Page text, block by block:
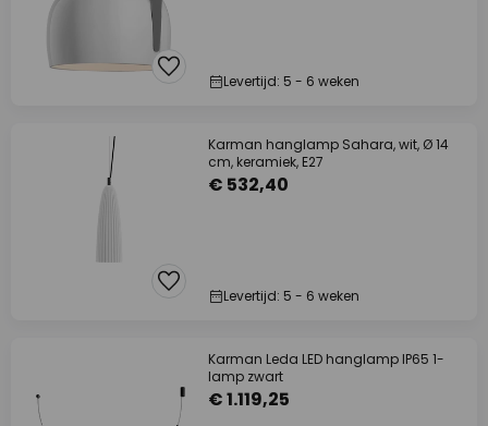
Levertijd: 5 - 6 weken
Karman hanglamp Sahara, wit, Ø 14
cm, keramiek, E27
€ 532,40
Levertijd: 5 - 6 weken
Karman Leda LED hanglamp IP65 1-
lamp zwart
€ 1.119,25